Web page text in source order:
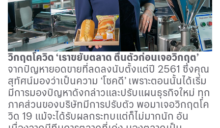
วิกฤตโควิด ‘เราขยับตลาด ตื่นตัวก่อนเจอวิกฤต’
จากปัญหายอดขายที่ลดลงนับตั้งแต่ปี 2561 ซึ่งคุณ
สุทัศน์มองว่าเป็นความ ‘โชคดี’เพราะตอนนั้นได้เริ่ม
มีการมองปัญหาดังกล่าวและปรับแผนธุรกิจใหม่ ทุก
ภาคส่วนของบริษัทมีการปรับตัว พอมาเจอวิกฤตโค
วิด 19 แม้จะได้รับผลกระทบแต่ก็ไม่มากนัก อัน